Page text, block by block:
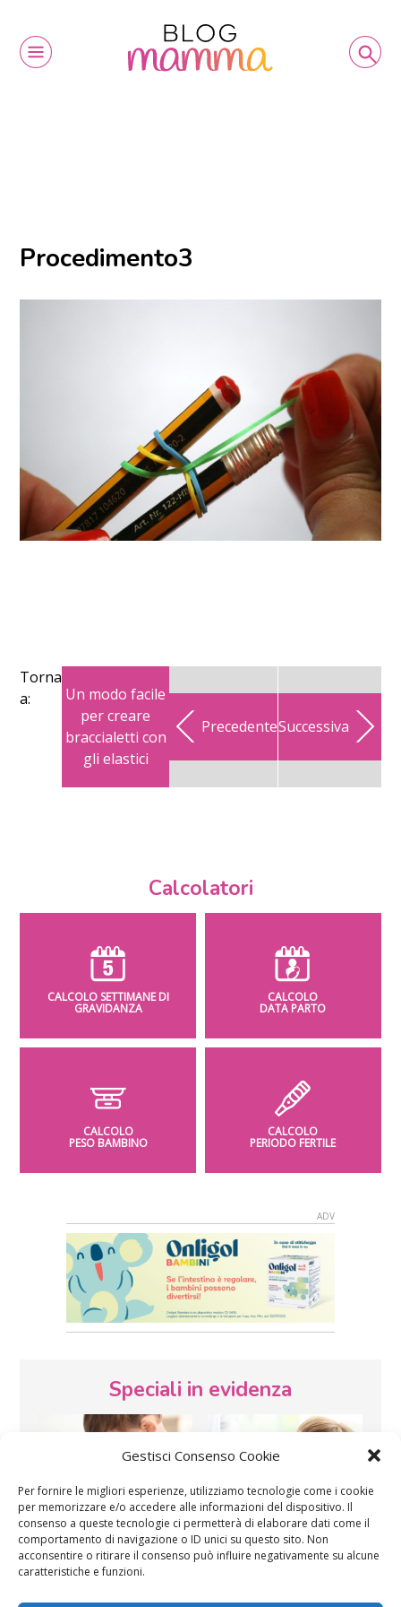
Gestisci Consenso Cookie
Per fornire le migliori esperienze, utilizziamo tecnologie come i cookie
per memorizzare e/o accedere alle informazioni del dispositivo. Il
consenso a queste tecnologie ci permetterà di elaborare dati come il
comportamento di navigazione o ID unici su questo sito. Non
acconsentire o ritirare il consenso può influire negativamente su alcune
caratteristiche e funzioni.
Procedimento3
Torna
a:
Un modo facile
per creare
braccialetti con
gli elastici
PrecedenteSuccessiva
Calcolatori
CALCOLO SETTIMANE DI
GRAVIDANZA
CALCOLO
DATA PARTO
CALCOLO
PESO BAMBINO
CALCOLO
PERIODO FERTILE
Speciali in evidenza
Vaccini SOS Pediatra